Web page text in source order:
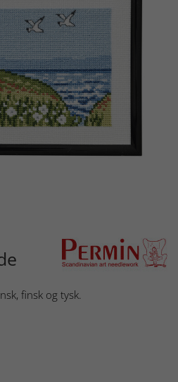
finsk og tysk.